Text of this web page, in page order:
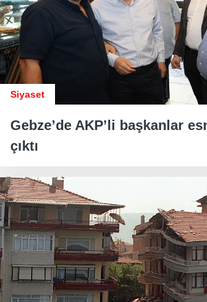
Siyaset
Gebze’de AKP’li başkanlar
çıktı